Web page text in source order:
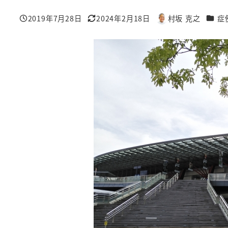
投稿日
2019年7月28日
更新日
2024年2月18日
著
村坂 克之 カテ症